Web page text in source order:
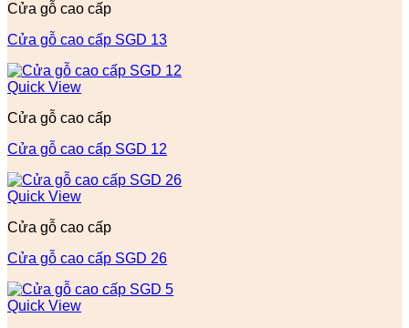
Cửa gỗ cao cấp
Cửa gỗ cao cấp SGD 13
Quick View
Cửa gỗ cao cấp
Cửa gỗ cao cấp SGD 12
Quick View
Cửa gỗ cao cấp
Cửa gỗ cao cấp SGD 26
Quick View